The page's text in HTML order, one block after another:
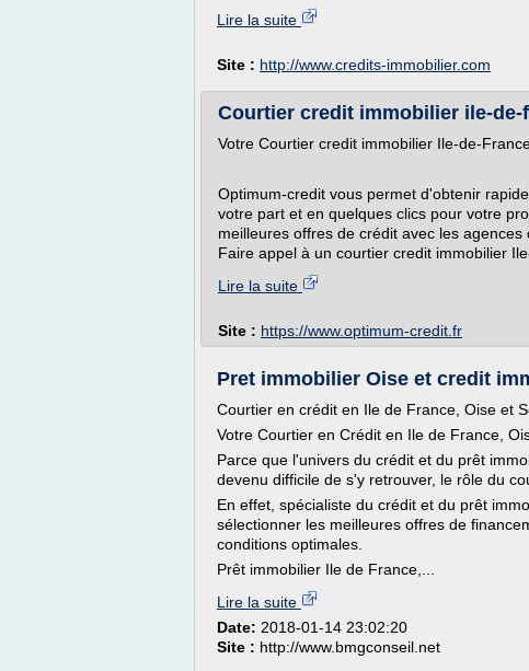
Lire la suite
Site : http://www.credits-immobilier.com
Courtier credit immobilier ile-
Votre Courtier credit immobilier Ile-de-
Optimum-credit vous permet d'obtenir
votre part et en quelques clics pour votre
meilleures offres de crédit avec les
Faire appel à un courtier credit immobilier
Lire la suite
Site : https://www.optimum-credit.fr
Pret immobilier Oise et credit
Courtier en crédit en Ile de France, Oise et
Votre Courtier en Crédit en Ile de France,
Parce que l'univers du crédit et du prêt
devenu difficile de s'y retrouver, le rôle du
En effet, spécialiste du crédit et du prêt
sélectionner les meilleures offres de
conditions optimales.
Prêt immobilier Ile de France,...
Lire la suite
Date: 2018-01-14 23:02:20
Site : http://www.bmgconseil.net